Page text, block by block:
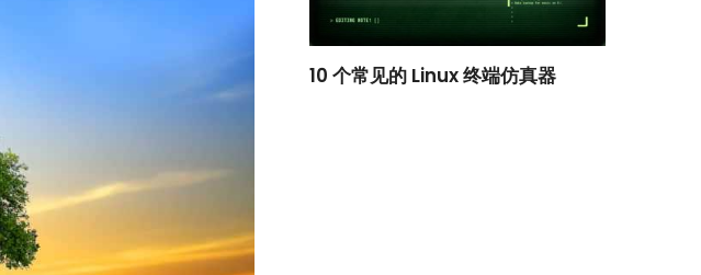
10 个常见的 Linux 终端仿真器